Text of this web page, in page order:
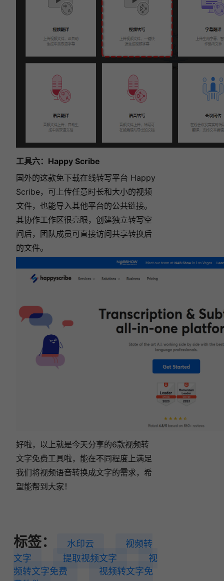
工具六： Happy Scribe
国外的这款免下载在线转写平台 Happy
Scribe，可上传任意时长和大小的视频
文件，也能导入其他平台的公共链接。
其协作工作区很亮眼，创建独立转写空
间后，团队成员可直接访问共享转换后
的文件。
好啦，以上就是今天分享的6款视频转
文字免费工具啦，能在不同程度上满足
我们将视频语音转换成文字的需求，希
望能帮到大家！
标签： 水印云
视频转
文字
提取视频文字
视
频转文字免费
视频转文字免